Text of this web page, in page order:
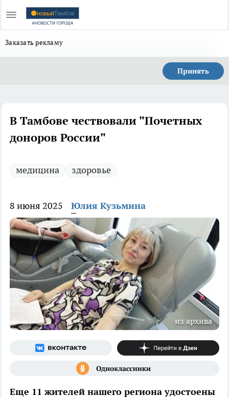
Заказать рекламу
Принять
В Тамбове чествовали "Почетных
доноров России"
медицина здоровье
8 июня 2025 Юлия Кузьмина
из архива
Еще 11 жителей нашего региона удостоены